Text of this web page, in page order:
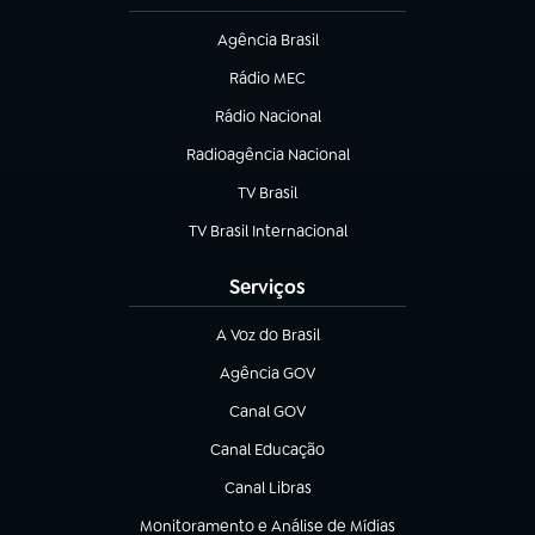
Agência Brasil
(abre em nova aba)
Rádio MEC
Rádio Nacional
(abre em nova aba)
Radioagência Nacional
(abre em nova aba)
TV Brasil
(abre em nova aba)
TV Brasil Internacional
(abre em nova aba)
Serviços
A Voz do Brasil
(abre em nova aba)
Agência GOV
(abre em nova aba)
Canal GOV
(abre em nova aba)
Canal Educação
(abre em nova aba)
Canal Libras
(abre em nova aba)
Monitoramento e Análise de Mídias